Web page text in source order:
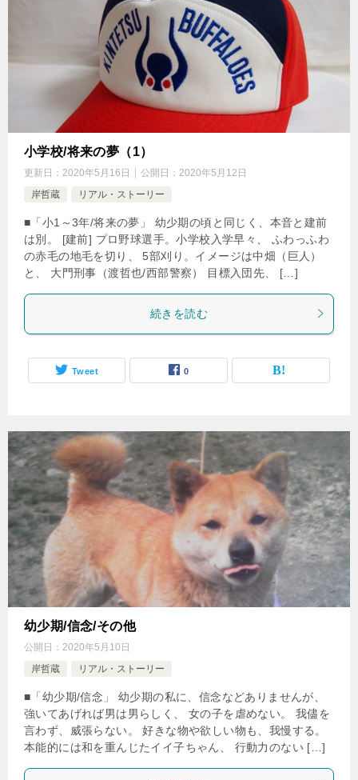
小学校/将来の夢（1）
更新日： 2020年5月16日 公開日： 2020年5月12日
岸哲蔵
リアル・ストーリー
■「小1～3年/将来の夢」 幼少期の頃と同じく、本音と建前
は別。 [建前] プロ野球選手。小学校入学早々、 ふわっふわ
の赤毛の地毛を切り、 5部刈り。イメージは中畑（巨人）
と、 大門刑事（渡哲也/西部警察） 目標入団先、 […]
続きを読む
Tweet 0
幼少期/信念/その他
公開日： 2020年5月10日
岸哲蔵
リアル・ストーリー
■「幼少期/信念」 幼少期の私に、信念などありませんが、
強いてあげれば男は男らしく、 女の子を虐めない。 我儘を
言わず、威張らない。 好きな物や欲しい物も、我慢する。
本能的には和を重んじたイイ子ちゃん、 行動力のない […]